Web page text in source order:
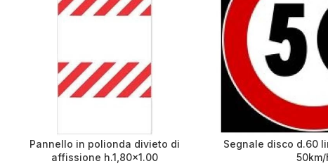
Pannello in polionda divieto di
affissione h.1,80×1.00
Segnale disco d.60
50km/